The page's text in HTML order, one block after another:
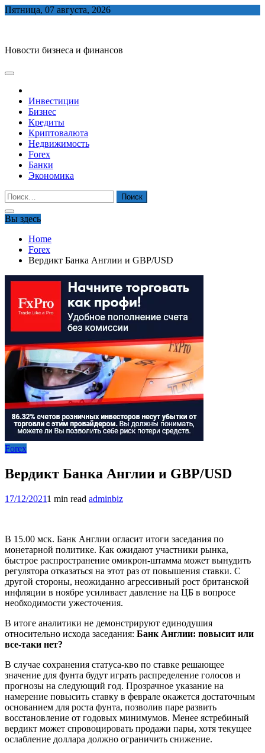
Skip
Пятница, 07 августа, 2026
Новости бизнеса и финансов
Инвестиции
Бизнес
Кредиты
Криптовалюта
Недвижимость
Forex
Банки
Экономика
Найти:
Вы здесь
Home
Forex
Вердикт Банка Англии и GBP/USD
Forex
Вердикт Банка Англии и GBP/USD
17/12/20211 min read adminbiz
В 15.00 мск. Банк Англии огласит итоги заседания по
монетарной политике. Как ожидают участники рынка,
быстрое распространение омикрон-штамма может вынудить
регулятора отказаться на этот раз от повышения ставки. С
другой стороны, неожиданно агрессивный рост британской
инфляции в ноябре усиливает давление на ЦБ в вопросе
необходимости ужесточения.
В итоге аналитики не демонстрируют единодушия
относительно исхода заседания: Банк Англии: повысит или
все-таки нет?
В случае сохранения статуса-кво по ставке решающее
значение для фунта будут играть распределение голосов и
прогнозы на следующий год. Прозрачное указание на
намерение повысить ставку в феврале окажется достаточным
основанием для роста фунта, позволив паре развить
восстановление от годовых минимумов. Менее ястребиный
вердикт может спровоцировать продажи пары, хотя текущее
ослабление доллара должно ограничить снижение.